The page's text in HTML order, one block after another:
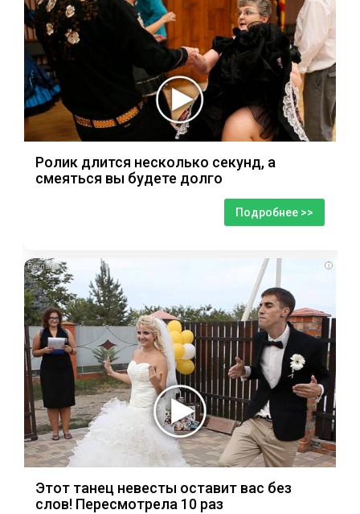
Ролик длится несколько секунд, а
смеяться вы будете долго
Подробнее >>
i
Этот танец невесты оставит вас без
слов! Пересмотрела 10 раз